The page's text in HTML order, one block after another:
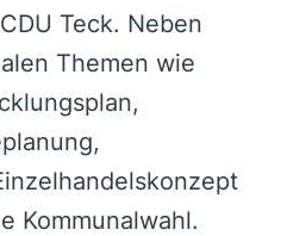
Teck. Neben
Themen wie
Kommunalwahl.